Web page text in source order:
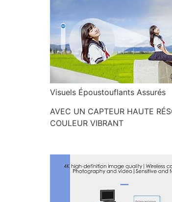
Visuels Époustouflants Assurés
AVEC UN CAPTEUR HAUTE
COULEUR VIBRANT